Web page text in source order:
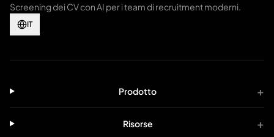
Screening dei CV con AI per i team di recruitment moderni.
IT
Prodotto +
Risorse +